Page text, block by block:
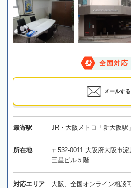
全国対応
メールする
最寄駅 JR・大阪メトロ「新大阪駅
所在地
〒532-0011 大阪府大阪市
三星ビル５階
対応エリア 大阪、全国オンライン相談